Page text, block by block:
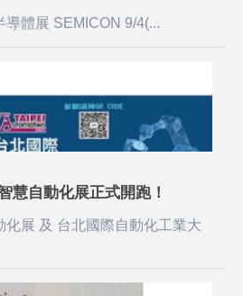
體展 SEMICON 9/4(...
慧自動化展正式開跑！
化展 及 台北國際自動化工業大